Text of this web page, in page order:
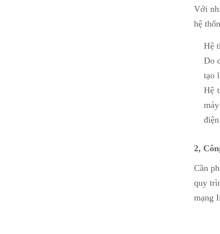
Với
hệ
Hệ
Do
tạo
Hệ
2,
Cần
quy
mạng